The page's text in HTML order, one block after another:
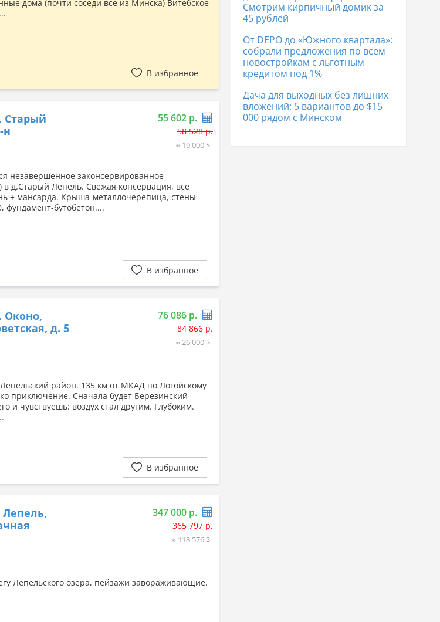
дома (почти соседи все из Минска) Витебское
В избранное
Старый
н
55 602 р.
58 528 р.
≈ 19 000 $
незавершенное законсервированное
в д.Старый Лепель. Свежая консервация, все
+ мансарда. Крыша-металлочерепица, стены-
фундамент-бутобетон....
В избранное
Оконо,
д. 5
76 086 р.
84 866 р.
≈ 26 000 $
район. 135 км от МКАД по Логойскому
приключение. Сначала будет Березинский
и чувствуешь: воздух стал другим. Глубоким.
В избранное
347 000 р.
365 797 р.
≈ 118 576 $
Лепельского озера, пейзажи завораживающие.
Смотрим кирпичный домик за
45 рублей
От DEPO до «Южного квартала»:
собрали предложения по всем
новостройкам с льготным
кредитом под 1%
Дача для выходных без лишних
вложений: 5 вариантов до $15
000 рядом с Минском